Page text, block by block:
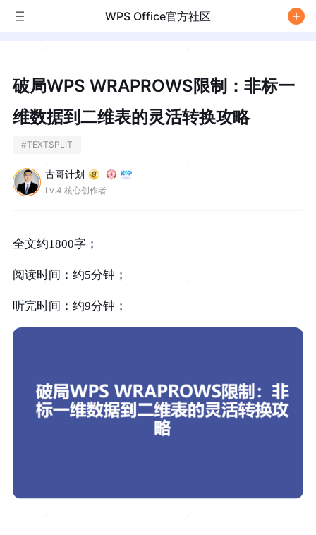
WPS Office官方社区
破局WPS WRAPROWS限制：非标一
维数据到二维表的灵活转换攻略
#TEXTSPLIT
古哥计划
Lv.4 核心创作者
全文约1800字；
阅读时间：约5分钟；
听完时间：约9分钟；